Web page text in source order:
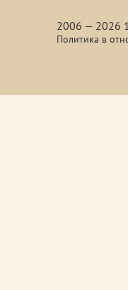
2006 — 2026
Политика в